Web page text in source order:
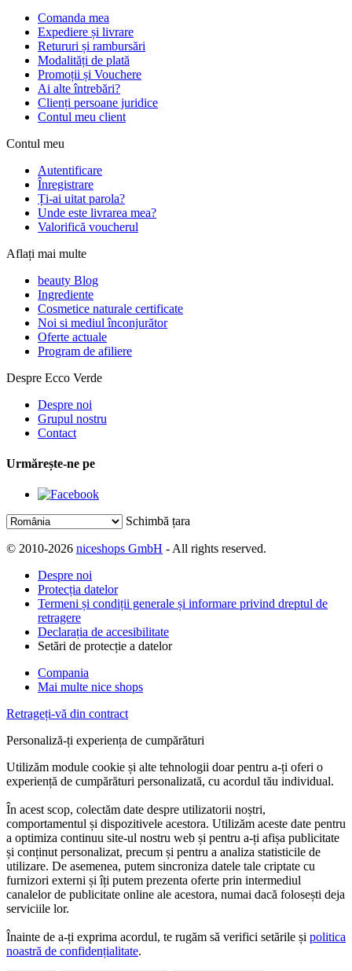
Comanda mea
Expediere și livrare
Retururi și rambursări
Modalități de plată
Promoții și Vouchere
Ai alte întrebări?
Clienți persoane juridice
Contul meu client
Contul meu
Autentificare
Înregistrare
Ți-ai uitat parola?
Unde este livrarea mea?
Valorifică voucherul
Aflați mai multe
beauty Blog
Ingrediente
Cosmetice naturale certificate
Noi si mediul înconjurător
Oferte actuale
Program de afiliere
Despre Ecco Verde
Despre noi
Grupul nostru
Contact
Urmărește-ne pe
Schimbă țara
© 2010-2026 niceshops GmbH - All rights reserved.
Despre noi
Protecția datelor
Termeni și condiții generale și informare privind dreptul de
retragere
Declarația de accesibilitate
Setări de protecție a datelor
Compania
Mai multe nice shops
Retrageți-vă din contract
Personaliză-ți experiența de cumpărături
Utilizăm module cookie și alte tehnologii doar pentru a-ți oferi o
experiență de cumpărături personalizată, cu acordul tău individual.
În acest scop, colectăm date despre utilizatorii noștri,
comportamentul și dispozitivele acestora. Utilizăm aceste date pentru
a optimiza continuu site-ul nostru web și pentru a-ți afișa publicitate
și conținut personalizat, precum și pentru a analiza statisticile de
utilizare. De asemenea, putem sincroniza datele tale criptate cu
furnizori externi și îți putem prezenta oferte prin intermediul
canalelor de publicitate online ale acestora, numai dacă folosești deja
serviciile lor.
Înainte de a-ți exprima acordul, te rugăm să verifici setările și politica
noastră de confidențialitate.